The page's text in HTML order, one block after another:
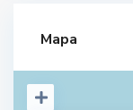
Mapa